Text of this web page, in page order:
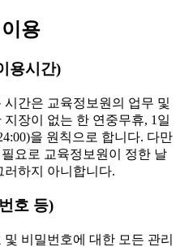
용
용시간)
시간은 교육정보원의 업무 및
지장이 없는 한 연중무휴, 1일
을 원칙으로 합니다. 다만
요로 교육정보원이 정한 날
러하지 아니합니다.
호 등)
비밀번호에 대한 모든 관리